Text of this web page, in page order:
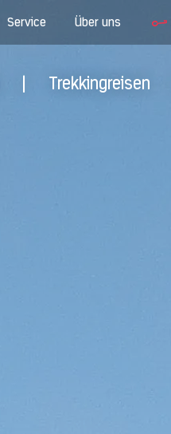
Service Über uns
Trekkingreisen